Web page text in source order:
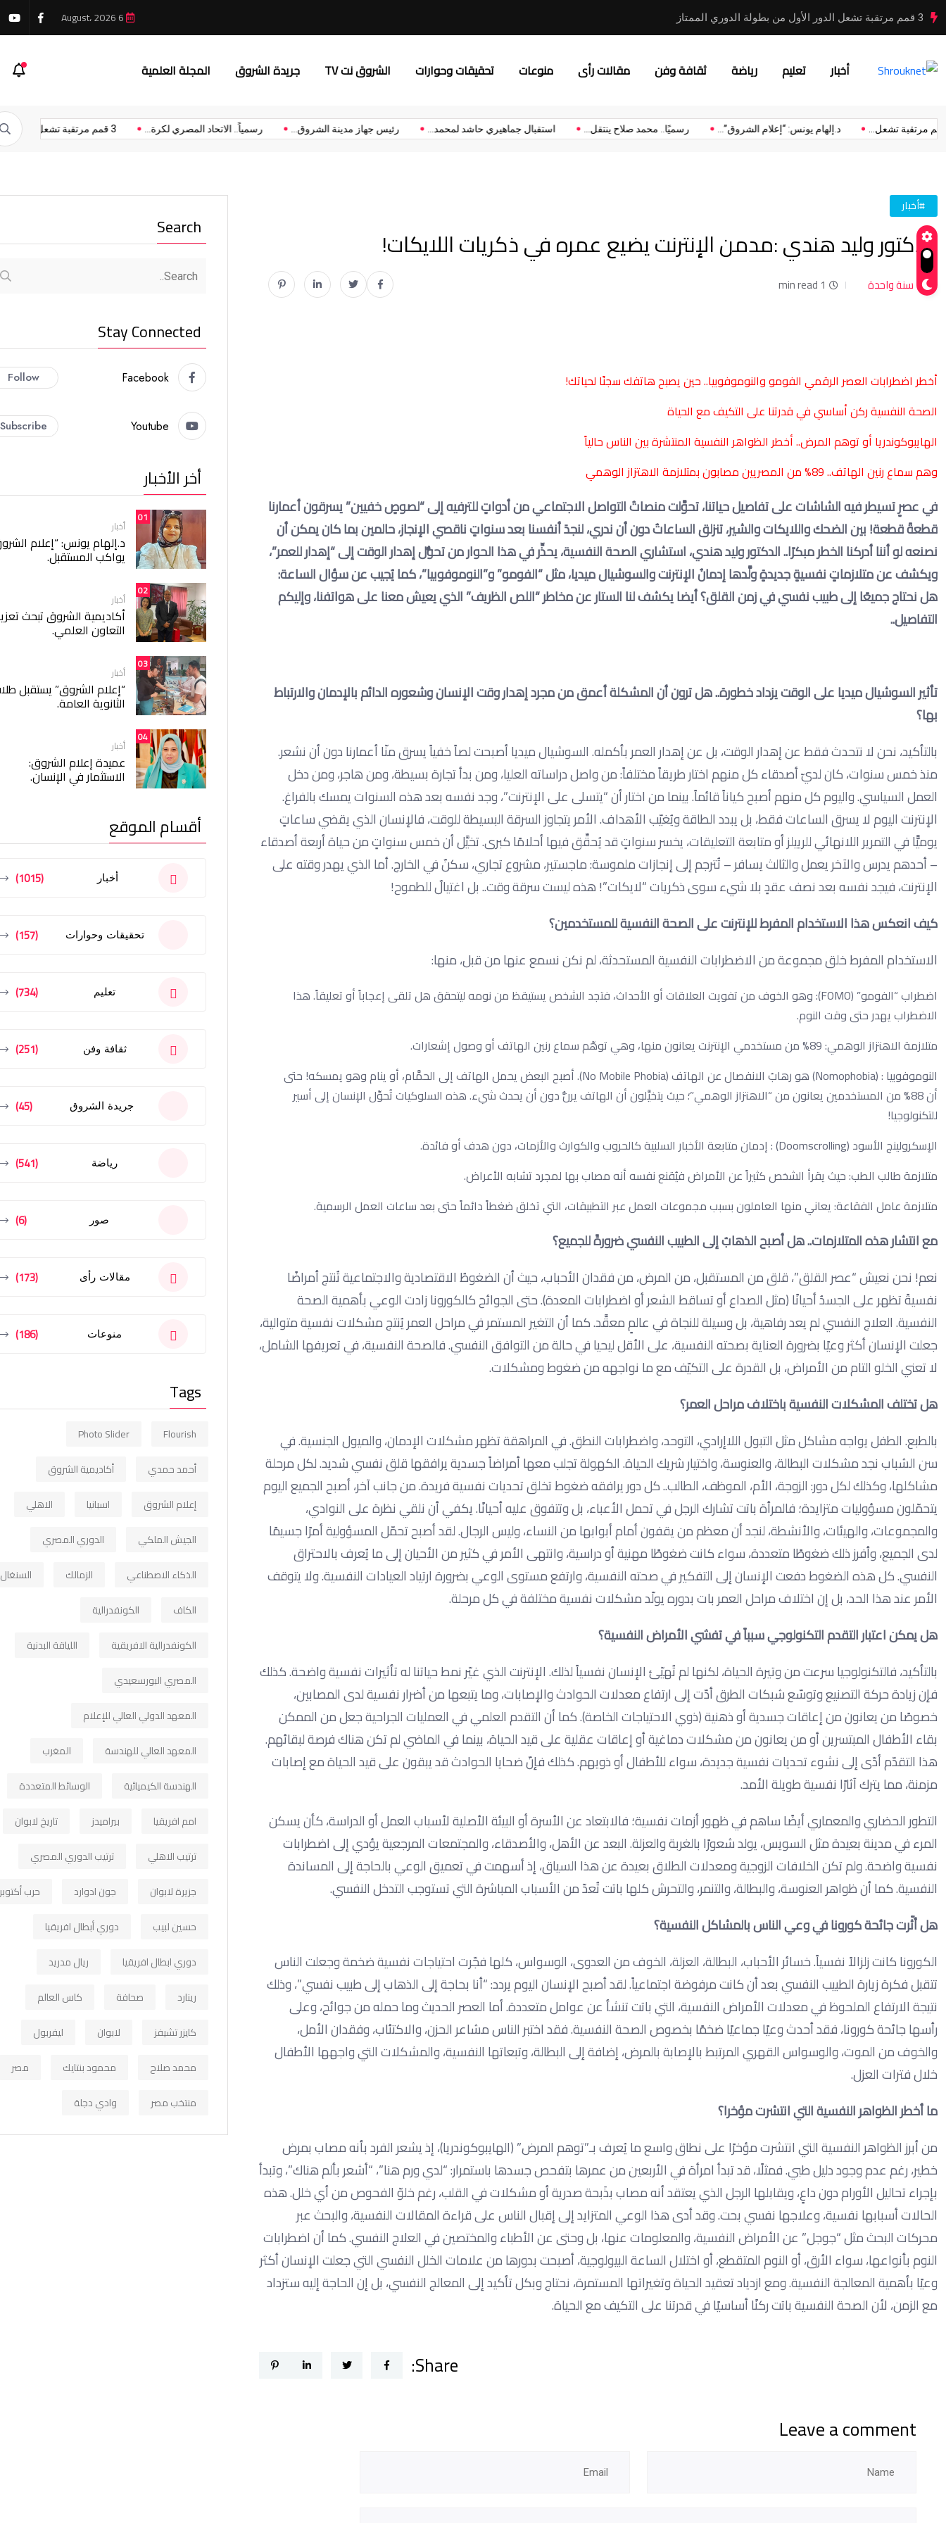
رسمياً.. الاتحاد المصري لكرة القدم يجدد عقد حسام حسن بعد
أخبار تعليم رياضة ثقافة وفن مقالات رأى منوعات تحقيقات وحوارات الشروق نت TV جريدة الشروق المجلة العلمية
3 قمم مرتقبة تشعل... رسمياً.. الاتحاد المصري لكرة... رئيس جهاز مدينة الشروق... استقبال جماهيري حاشد لمحمد... رسميًا.. محمد صلاح ينتقل... د.إلهام يونس: “إعلام الشروق”... 3 قمم مرتقبة تشعل...
#أخبار
الدكتور وليد هندي :مدمن الإنترنت يضيع عمره في ذكريات اللايكات!
سنة واحدة 1 min read
أخطر اضطرابات العصر الرقمي الفومو والنوموفوبيا.. حين يصبح هاتفك سجنًا لحياتك!
الصحة النفسية ركن أساسي في قدرتنا على التكيف مع الحياة
الهايبوكوندريا أو توهم المرض.. أخطر الظواهر النفسية المنتشرة بين الناس حالياً
وهم سماع رنين الهاتف.. 89% من المصريين مصابون بمتلازمة الاهتزاز الوهمي
في عصرٍ تسيطر فيه الشاشات على تفاصيل حياتنا، تحوَّلت منصاتُ التواصل الاجتماعي من أدواتٍ للترفيه إلى “لصوصٍ خفيين” يسرقون أعمارنا
قطعةً قطعة! بين الضحك واللايكات والشير، تنزلق الساعاتُ دون أن ندري، لنجدَ أنفسنا بعد سنواتٍ ناقصي الإنجاز، حالمين بما كان يمكن أن
نصنعه لو أننا أدركنا الخطر مبكرًا.. الدكتور وليد هندي، استشاري الصحة النفسية، يحذِّر في هذا الحوار من تحوُّل إهدار الوقت إلى “إهدار للعمر”،
ويكشف عن متلازماتٍ نفسيةٍ جديدةٍ ولَّدها إدمانُ الإنترنت والسوشيال ميديا، مثل “الفومو” و”النوموفوبيا”، كما يُجيب عن سؤال الساعة:
هل نحتاج جميعًا إلى طبيب نفسي في زمن القلق؟ أيضا يكشف لنا الستار عن مخاطر “اللص الظريف” الذي يعيش معنا على هواتفنا، وإليكم
التفاصيل..
تأثير السوشيال ميديا على الوقت يزداد خطورة.. هل ترون أن المشكلة أعمق من مجرد إهدار وقت الإنسان وشعوره الدائم بالإدمان والارتباط
بها؟
بالتأكيد، نحن لا نتحدث فقط عن إهدار الوقت، بل عن إهدار العمر بأكمله. السوشيال ميديا أصبحت لصاً خفياً يسرق منّا أعمارنا دون أن نشعر.
منذ خمس سنوات، كان لديّ أصدقاء كل منهم اختار طريقاً مختلفاً: من واصل دراساته العليا، ومن بدأ تجارة بسيطة، ومن هاجر، ومن دخل
العمل السياسي. واليوم كل منهم أصبح كياناً قائماً. بينما من اختار أن “يتسلى على الإنترنت”، وجد نفسه بعد هذه السنوات يمسك بالفراغ.
الإنترنت اليوم لا يسرق الساعات فقط، بل يبدد الطاقة ويُغيّب الأهداف. الأمر يتجاوز السرقة البسيطة للوقت، فالإنسان الذي يقضي ساعاتٍ
يوميًّا في التمرير اللانهائي للرييلز أو متابعة التعليقات، يخسر سنواتٍ قد يُحقِّق فيها أحلامًا كبرى. تخيَّل أن خمس سنواتٍ من حياة أربعة أصدقاء
– أحدهم يدرس والآخر يعمل والثالث يسافر – تُترجم إلى إنجازات ملموسة: ماجستير، مشروع تجاري، سكنٌ في الخارج. أما الذي يهدر وقته على
الإنترنت، فيجد نفسه بعد نصف عقدٍ بلا شيء سوى ذكريات “لايكات”! هذه ليست سرقة وقت.. بل اغتيالٌ للطموح!
كيف انعكس هذا الاستخدام المفرط للإنترنت على الصحة النفسية للمستخدمين؟
الاستخدام المفرط خلق مجموعة من الاضطرابات النفسية المستحدثة، لم نكن نسمع عنها من قبل، منها:
اضطراب “الفومو” (FOMO): وهو الخوف من تفويت العلاقات أو الأحداث، فتجد الشخص يستيقظ من نومه ليتحقق هل تلقى إعجاباً أو تعليقاً. هذا
الاضطراب يهدر حتى وقت النوم.
متلازمة الاهتزاز الوهمي: 89% من مستخدمي الإنترنت يعانون منها، وهي توهّم سماع رنين الهاتف أو وصول إشعارات.
النوموفوبيا : (Nomophobia) هو رهابُ الانفصال عن الهاتف (No Mobile Phobia). أصبح البعض يحمل الهاتف إلى الحمَّام، أو ينام وهو يمسكه! حتى
أن 88% من المستخدمين يعانون من “الاهتزاز الوهمي”؛ حيث يتخيَّلون أن الهاتف يرنُّ دون أن يحدث شيء. هذه السلوكيات تُحوِّل الإنسان إلى أسير
للتكنولوجيا!
الإسكرولينج الأسود (Doomscrolling) : إدمان متابعة الأخبار السلبية كالحروب والكوارث والأزمات، دون هدف أو فائدة.
متلازمة طالب الطب: حيث يقرأ الشخص كثيراً عن الأمراض فيُقنع نفسه أنه مصاب بها لمجرد تشابه الأعراض.
متلازمة عامل الفقاعة: يعاني منها العاملون بسبب مجموعات العمل عبر التطبيقات، التي تخلق ضغطاً دائماً حتى بعد ساعات العمل الرسمية.
مع انتشار هذه المتلازمات.. هل أصبح الذهابُ إلى الطبيب النفسي ضرورةً للجميع؟
نعم! نحن نعيش “عصر القلق”، قلق من المستقبل، من المرض، من فقدان الأحباب، حيث أن الضغوطُ الاقتصادية والاجتماعية تُنتج أمراضًا
نفسيةً تظهر على الجسدُ أحيانًا (مثل الصداع أو تساقط الشعر أو اضطرابات المعدة). حتى الجوائح كالكورونا زادت الوعي بأهمية الصحة
النفسية. العلاج النفسي لم يعد رفاهية، بل وسيلة للنجاة في عالمٍ معقَّد. كما أن التغير المستمر في مراحل العمر يُنتج مشكلات نفسية متوالية،
جعلت الإنسان أكثر وعيًا بضرورة العناية بصحته النفسية، على الأقل ليحيا في حالة من التوافق النفسي. فالصحة النفسية، في تعريفها الشامل،
لا تعني الخلو التام من الأمراض، بل القدرة على التكيّف مع ما نواجهه من ضغوط ومشكلات.
هل تختلف المشكلات النفسية باختلاف مراحل العمر؟
بالطبع. الطفل يواجه مشاكل مثل التبول اللاإرادي، التوحد، واضطرابات النطق. في المراهقة تظهر مشكلات الإدمان، والميول الجنسية. في
سن الشباب نجد مشكلات البطالة، والعنوسة، واختيار شريك الحياة. الكهولة تجلب معها أمراضاً جسدية يرافقها قلق نفسي شديد. لكل مرحلة
مشاكلها، وكذلك لكل دور: الزوجة، الأم، الموظف، الطالب.. كل دور يرافقه ضغوط تخلق تحديات نفسية فريدة. من جانب آخر، أصبح الجميع اليوم
يتحمّلون مسؤوليات متزايدة؛ فالمرأة باتت تشارك الرجل في تحمل الأعباء، بل وتتفوق عليه أحيانًا. يكفي أن نلقي نظرة على النوادي،
والمجموعات، والهيئات، والأنشطة، لنجد أن معظم من يقفون أمام أبوابها من النساء، وليس الرجال. لقد أصبح تحمّل المسؤولية أمرًا جسيمًا
لدى الجميع، وأفرز ذلك ضغوطًا متعددة، سواء كانت ضغوطًا مهنية أو دراسية، وانتهى الأمر في كثير من الأحيان إلى ما يُعرف بالاحتراق
النفسي. كل هذه الضغوط دفعت الإنسان إلى التفكير في صحته النفسية، وارتفع مستوى الوعي بضرورة ارتياد العيادات النفسية. ولا يتوقف
الأمر عند هذا الحد، بل إن اختلاف مراحل العمر بات بدوره يولّد مشكلات نفسية مختلفة في كل مرحلة.
هل يمكن اعتبار التقدم التكنولوجي سبباً في تفشي الأمراض النفسية؟
بالتأكيد، فالتكنولوجيا سرعت من وتيرة الحياة، لكنها لم تُهيّئ الإنسان نفسياً لذلك. الإنترنت الذي غيّر نمط حياتنا له تأثيرات نفسية واضحة. كذلك
فإن زيادة حركة التصنيع وتوسّع شبكات الطرق أدّت إلى ارتفاع معدلات الحوادث والإصابات، وما يتبعها من أضرار نفسية لدى المصابين،
خصوصًا من يعانون من إعاقات جسدية أو ذهنية (ذوي الاحتياجات الخاصة). كما أن التقدم العلمي في العمليات الجراحية جعل من الممكن
بقاء الأطفال المبتسرين أو من يعانون من مشكلات دماغية أو إعاقات عقلية على قيد الحياة، بينما في الماضي لم تكن هناك فرصة لبقائهم.
هذا التقدّم أدّى إلى نشوء تحديات نفسية جديدة، سواء للأطفال أو ذويهم. كذلك فإنّ ضحايا الحوادث قد يبقون على قيد الحياة مع إصابات
مزمنة، مما يترك آثارًا نفسية طويلة الأمد.
التطور الحضاري والمعماري أيضًا ساهم في ظهور أزمات نفسية؛ فالابتعاد عن الأسرة أو البيئة الأصلية لأسباب العمل أو الدراسة، كأن يسكن
المرء في مدينة بعيدة مثل السويس، يولد شعورًا بالغربة والعزلة. البعد عن الأهل، والأصدقاء، والمجتمعات المرجعية يؤدي إلى اضطرابات
نفسية واضحة. ولم تكن الخلافات الزوجية ومعدلات الطلاق بعيدة عن هذا السياق، إذ أسهمت في تعميق الوعي بالحاجة إلى المساندة
النفسية. كما أن ظواهر العنوسة، والبطالة، والتنمر، والتحرش كلها باتت تُعدّ من الأسباب المباشرة التي تستوجب التدخل النفسي.
هل أثّرت جائحة كورونا في وعي الناس بالمشاكل النفسية؟
الكورونا كانت زلزالاً نفسياً. خسائر الأحباب، البطالة، العزلة، الخوف من العدوى، الوسواس، كلها فجّرت احتياجات نفسية ضخمة وجعلت الناس
تتقبل فكرة زيارة الطبيب النفسي بعد أن كانت مرفوضة اجتماعياً. لقد أصبح الإنسان اليوم يردد: “أنا بحاجة إلى الذهاب إلى طبيب نفسي”، وذلك
نتيجة الارتفاع الملحوظ في معدلات الأمراض النفسية، التي باتت تنشأ عن عوامل متعددة. أما العصر الحديث وما حمله من جوائح، وعلى
رأسها جائحة كورونا، فقد أحدث وعيًا جماعيًا ضخمًا بخصوص الصحة النفسية. فقد اختبر الناس مشاعر الحزن، والاكتئاب، وفقدان الأمل،
والخوف من الموت، والوسواس القهري المرتبط بالإصابة بالمرض، إضافة إلى البطالة، وتبعاتها النفسية، والمشكلات التي واجهها الأطفال
خلال فترات العزل.
ما أخطر الظواهر النفسية التي انتشرت مؤخرا؟
من أبرز الظواهر النفسية التي انتشرت مؤخرًا على نطاق واسع ما يُعرف بـ”توهم المرض” (الهايبوكوندريا)، إذ يشعر الفرد بأنه مصاب بمرض
خطير، رغم عدم وجود دليل طبي. فمثلًا، قد تبدأ امرأة في الأربعين من عمرها بتفحص جسدها باستمرار: “لدي ورم هنا”، “أشعر بألم هناك”، وتبدأ
بإجراء تحاليل الأورام دون داعٍ، ويقابلها الرجل الذي يعتقد أنه مصاب بذَبحة صدرية أو مشكلات في القلب، رغم خلوّ الفحوص من أي خلل. هذه
الحالات أسبابها نفسية، وعلاجها نفسي بحت. وقد أدى هذا الوعي المتزايد إلى إقبال الناس على قراءة المقالات النفسية، والبحث عبر
محركات البحث مثل “جوجل” عن الأمراض النفسية، والمعلومات عنها، بل وحتى عن الأطباء والمختصين في العلاج النفسي. كما أن اضطرابات
النوم بأنواعها، سواء الأرق، أو النوم المتقطع، أو اختلال الساعة البيولوجية، أصبحت بدورها من علامات الخلل النفسي التي جعلت الإنسان أكثر
وعيًا بأهمية المعالجة النفسية. ومع ازدياد تعقيد الحياة وتغيراتها المستمرة، نحتاج وبكل تأكيد إلى المعالج النفسي، بل إن الحاجة إليه ستزداد
مع الزمن، لأن الصحة النفسية باتت ركنًا أساسيًا في قدرتنا على التكيف مع الحياة.
Share:
Leave a comment
Search
Stay Connected
Facebook
Follow
Youtube
Subscribe
أخر الأخبار
01
أخبار
د.إلهام يونس: “إعلام
يواكب المستقبل.
02
أخبار
أكاديمية الشروق تبحث
التعاون العلمي.
03
أخبار
“إعلام الشروق” يستقبل
الثانوية العامة.
04
أخبار
عميدة إعلام الشروق:
الاستثمار في الإنسان.
أقسام الموقع
أخبار (1015)
تحقيقات وحوارات (157)
تعليم (734)
ثقافة وفن (251)
جريدة الشروق (45)
رياضة (541)
صور (6)
مقالات رأى (173)
منوعات (186)
Tags
Flourish
Photo Slider
أحمد حمدي
أكاديمية الشروق
إعلام الشروق
اسبانيا
الاهلي
الجيش الملكي
الدوري المصري
الذكاء الاصطناعي
الزمالك
السنغال
الكاف
الكونفدرالية
الكونفدرالية الافريقية
اللياقة البدنية
المصري البورسعيدي
المعهد الدولي العالي للإعلام
المعهد العالي للهندسة
المغرب
الهندسة الكيميائية
الوسائط المتعددة
امم افريقيا
بيراميدز
تاريخ لابوان
ترتيب الاهلي
ترتيب الدوري المصري
جزيرة لابوان
جون ادوارد
حرب أكتوبر
حسين لبيب
دوري أبطال افريقيا
دوري ابطال افريقيا
ريال مدريد
رينارد
صحافة
كاس العالم
كايزر تشيفز
لابوان
ليفربول
محمد صلاح
محمود بنتايك
مصر
منتخب مصر
وادي دجلة